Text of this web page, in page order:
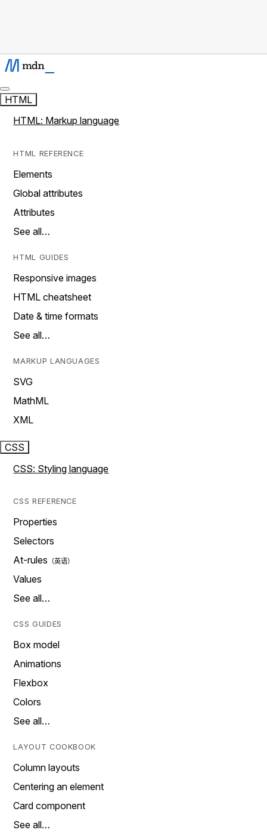
HTML
HTML: Markup language
HTML REFERENCE
Elements
Global attributes
Attributes
See all…
HTML GUIDES
Responsive images
HTML cheatsheet
Date & time formats
See all…
MARKUP LANGUAGES
SVG
MathML
XML
CSS
CSS: Styling language
CSS REFERENCE
Properties
Selectors
At-rules
Values
See all…
CSS GUIDES
Box model
Animations
Flexbox
Colors
See all…
LAYOUT COOKBOOK
Column layouts
Centering an element
Card component
See all…